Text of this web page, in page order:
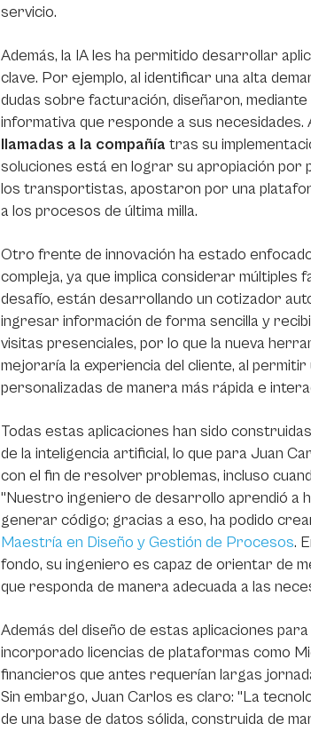
servicio.
Además, la IA les ha permitido desarrollar
clave. Por ejemplo, al identificar una alta
dudas sobre facturación, diseñaron,
informativa que responde a sus
llamadas a la compañía tras su
soluciones está en lograr su apropiación por
los transportistas, apostaron por una
a los procesos de última milla.
Otro frente de innovación ha estado
compleja, ya que implica considerar
desafío, están desarrollando un cotizador
ingresar información de forma sencilla y
visitas presenciales, por lo que la nueva
mejoraría la experiencia del cliente, al
personalizadas de manera más rápida e
Todas estas aplicaciones han sido
de la inteligencia artificial, lo que para Juan
con el fin de resolver problemas, incluso
"Nuestro ingeniero de desarrollo aprendió a
generar código; gracias a eso, ha podido
Maestría en Diseño y Gestión de Procesos.
fondo, su ingeniero es capaz de orientar de
que responda de manera adecuada a las
Además del diseño de estas aplicaciones
incorporado licencias de plataformas como
financieros que antes requerían largas
Sin embargo, Juan Carlos es claro: "La
de una base de datos sólida, construida de